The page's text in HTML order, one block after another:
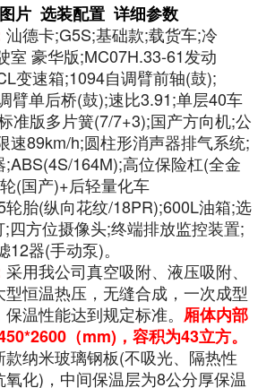
片 选装配置 详细参数
汕德卡;G5S;基础款;载货车;冷
室 豪华版;MC07H.33-61发动
变速箱;1094自调臂前轴(鼓);
臂单后桥(鼓);速比3.91;单层40车
准版多片簧(7/7+3);国产方向机;公
速89km/h;圆柱形消声器排气系统;
164M);高位保险杠(全金
(国产)+后轻量化车
胎(纵向花纹/18PR);600L油箱;选
四方位摄像头;终端排放监控装置;
12器(手动泵)。
采用我公司真空吸附、液压吸附、
恒温热压，无缝合成，一次成型
温性能达到规定标准。 厢体内部
（mm)，容积为43立方。
款纳米玻璃钢板(不吸光、隔热性
化)，中间保温层为8公分厚保温